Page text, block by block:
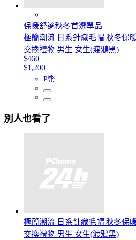
保暖舒適秋冬首選單品
極簡潮流 日系針織毛帽 秋冬保
交換禮物 男生 女生(渡鴉黑)
$460
$1,200
P幣
別人也看了
極簡潮流 日系針織毛帽 秋冬保
交換禮物 男生 女生(渡鴉黑)